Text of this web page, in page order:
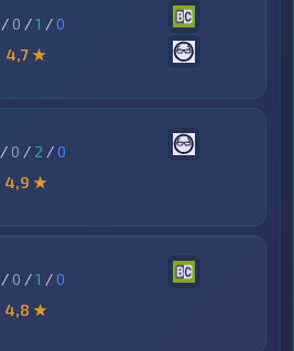
/ 0 /1 /0
4,7 ★
/ 0 / 2 /0
4,9 ★
/ 0 /1 /0
4,8 ★